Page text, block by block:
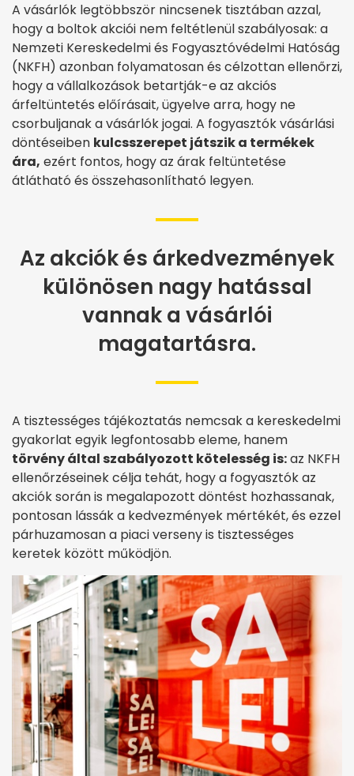
A vásárlók legtöbbször nincsenek tisztában azzal,
hogy a boltok akciói nem feltétlenül szabályosak: a
Nemzeti Kereskedelmi és Fogyasztóvédelmi Hatóság
(NKFH) azonban folyamatosan és célzottan ellenőrzi,
hogy a vállalkozások betartják-e az akciós
árfeltüntetés előírásait, ügyelve arra, hogy ne
csorbuljanak a vásárlók jogai. A fogyasztók vásárlási
döntéseiben kulcsszerepet játszik a termékek
ára, ezért fontos, hogy az árak feltüntetése
átlátható és összehasonlítható legyen.
Az akciók és árkedvezmények
különösen nagy hatással
vannak a vásárlói
magatartásra.
A tisztességes tájékoztatás nemcsak a kereskedelmi
gyakorlat egyik legfontosabb eleme, hanem
törvény által szabályozott kötelesség is:az NKFH
ellenőrzéseinek célja tehát, hogy a fogyasztók az
akciók során is megalapozott döntést hozhassanak,
pontosan lássák a kedvezmények mértékét, és ezzel
párhuzamosan a piaci verseny is tisztességes
keretek között működjön.